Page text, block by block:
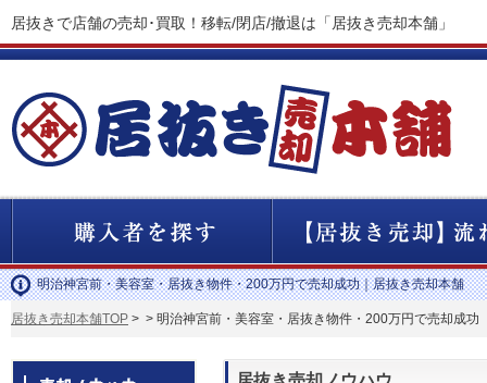
居抜きで店舗の売却･買取！移転/閉店/撤退は「居抜き売却本舗」
明治神宮前・美容室・居抜き物件・200万円で売却成功｜居抜き売却本舗
居抜き売却本舗TOP > > 明治神宮前・美容室・居抜き物件・200万円で売却成功